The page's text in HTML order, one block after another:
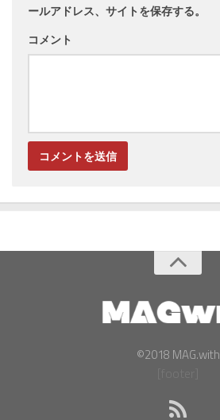
ールアドレス、サイトを保存する。
コメント
©2018 MAG.with